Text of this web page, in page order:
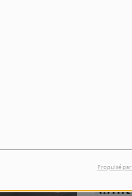
Propulsé